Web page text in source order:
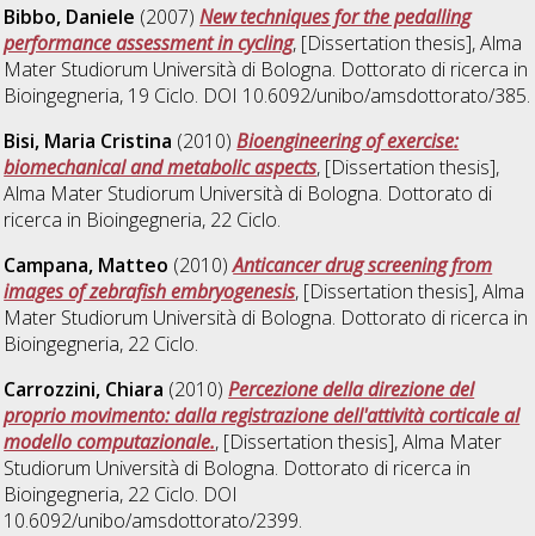
Bibbo, Daniele (2007)New techniques for the pedalling
performance assessment in cycling, [Dissertation thesis], Alma
Mater Studiorum Università di Bologna. Dottorato di ricerca in
Bioingegneria, 19 Ciclo. DOI 10.6092/unibo/amsdottorato/385.
Bisi, Maria Cristina (2010)Bioengineering of exercise:
biomechanical and metabolic aspects, [Dissertation thesis],
Alma Mater Studiorum Università di Bologna. Dottorato di
ricerca in Bioingegneria, 22 Ciclo.
Campana, Matteo (2010)Anticancer drug screening from
images of zebrafish embryogenesis, [Dissertation thesis], Alma
Mater Studiorum Università di Bologna. Dottorato di ricerca in
Bioingegneria, 22 Ciclo.
Carrozzini, Chiara (2010)Percezione della direzione del
proprio movimento: dalla registrazione dell'attività corticale al
modello computazionale., [Dissertation thesis], Alma Mater
Studiorum Università di Bologna. Dottorato di ricerca in
Bioingegneria, 22 Ciclo. DOI
10.6092/unibo/amsdottorato/2399.